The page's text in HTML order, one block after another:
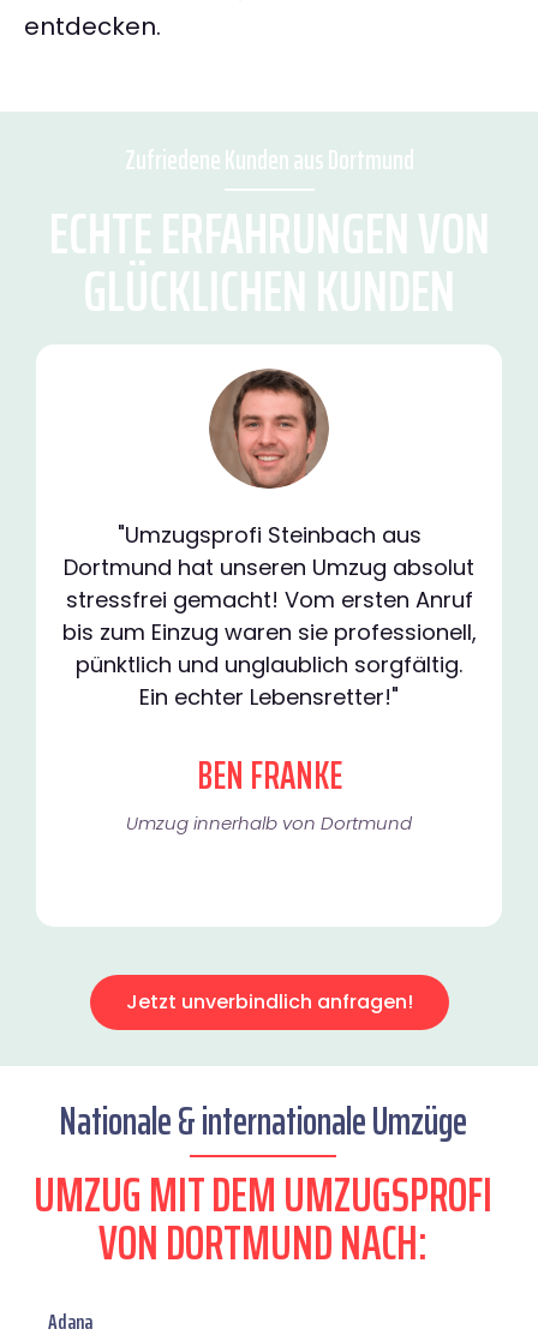
entdecken.
Zufriedene Kunden aus Dortmund
ECHTE ERFAHRUNGEN VON
GLÜCKLICHEN KUNDEN
"Umzugsprofi Steinbach aus
Dortmund hat unseren Umzug absolut
stressfrei gemacht! Vom ersten Anruf
bis zum Einzug waren sie professionell,
pünktlich und unglaublich sorgfältig.
Ein echter Lebensretter!"
BEN FRANKE
Umzug innerhalb von Dortmund​
Jetzt unverbindlich anfragen!
Nationale & internationale Umzüge
UMZUG MIT DEM UMZUGSPROFI
VON DORTMUND NACH:
Adana